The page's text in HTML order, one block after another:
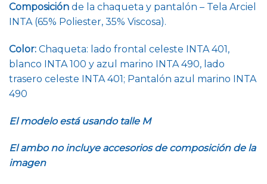
Composición de la chaqueta y pantalón – Tela Arciel
INTA (65% Poliester, 35% Viscosa).
Color: Chaqueta: lado frontal celeste INTA 401,
blanco INTA 100 y azul marino INTA 490, lado
trasero celeste INTA 401; Pantalón azul marino INTA
490
El modelo está usando talle M
El ambo no incluye accesorios de composición de la
imagen